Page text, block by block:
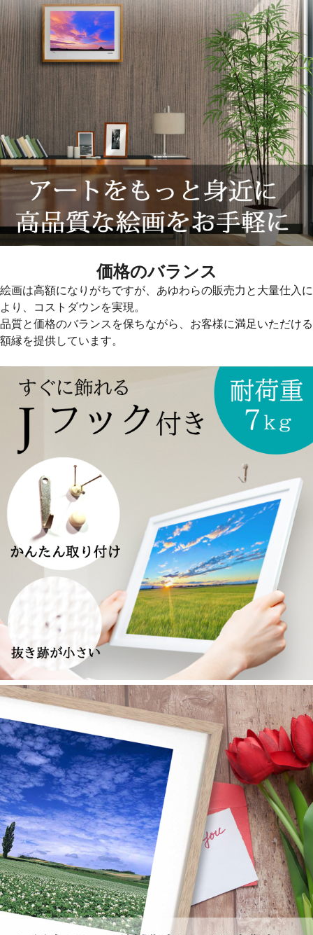
価格のバランス
絵画は高額になりがちですが、あゆわらの販売力と大量仕入に
より、コストダウンを実現。
品質と価格のバランスを保ちながら、お客様に満足いただける
額縁を提供しています。